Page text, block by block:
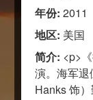
年份: 2011
地区: 美国
简介: <p>
演。海军退
Hanks 饰